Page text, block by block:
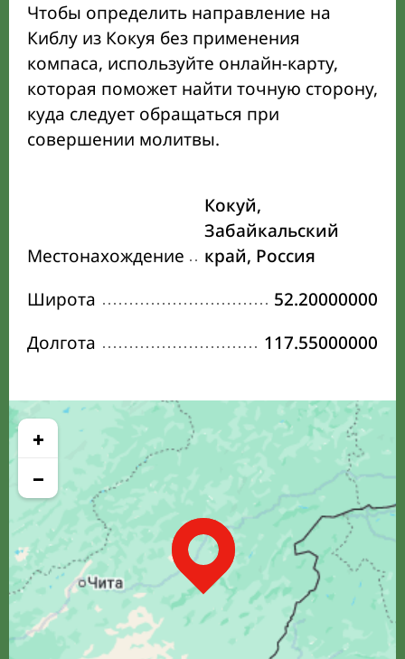
Чтобы определить направление на
Киблу из Кокуя без применения
компаса, используйте онлайн-карту,
которая поможет найти точную сторону,
куда следует обращаться при
совершении молитвы.
Местонахождение
Кокуй,
Забайкальский
край, Россия
Широта
52.20000000
Долгота
117.55000000
+
−